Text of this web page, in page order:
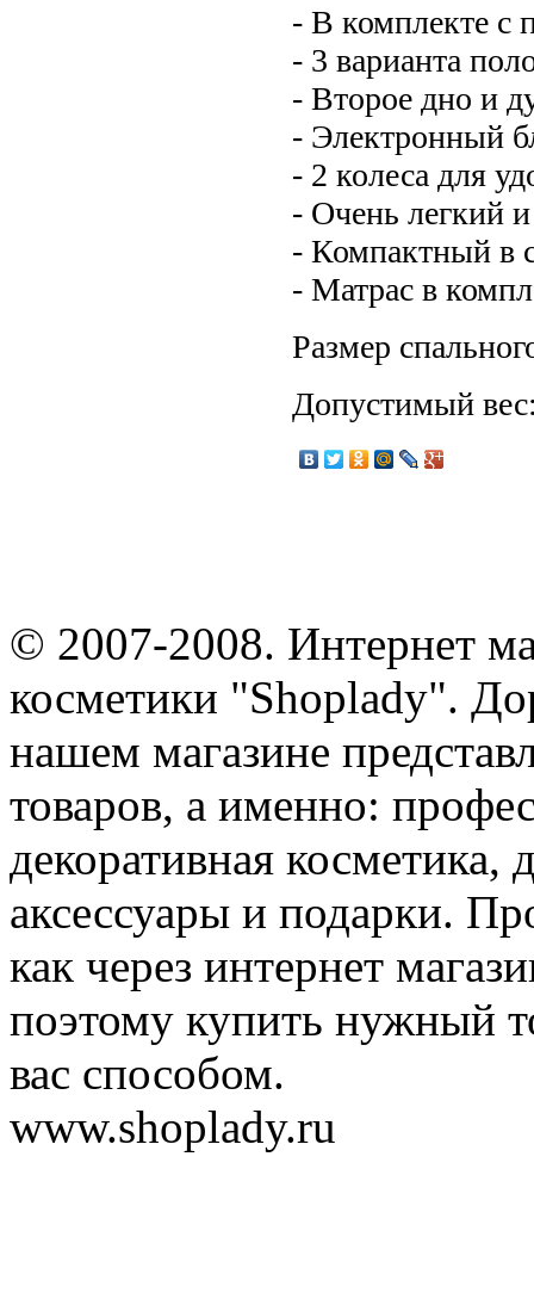
- В комплекте с
- 3 варианта
- Второе дно и
- Электронный
- 2 колеса для
- Очень легкий
- Компактный в
- Матрас в
Размер
Допустимый
© 2007-2008. Интернет
косметики "Shoplady".
нашем магазине
товаров, а именно:
декоративная косметика,
аксессуары и подарки.
как через интернет
поэтому купить нужный
вас способом.
www.shoplady.ru